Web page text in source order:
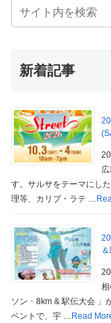
新着記事
す。サルサをテーマにし
理等、カリブ・ラテ …
相
ソン ･ 8km & 駅伝大会 」
ベントで、宇 … Read